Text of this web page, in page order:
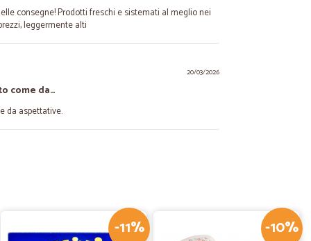
consegne! Prodotti freschi e sistemati al meglio nei
leggermente alti
20/03/2026
come da…
da aspettative.
puntuale. Finalmente le latte sono arrivate integre
-11% -10%